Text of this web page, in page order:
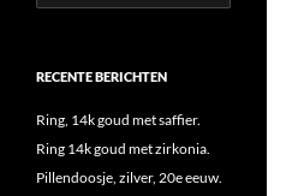
naar:
RECENTE BERICHTEN
Ring, 14k goud met saffier.
Ring 14k goud met zirkonia.
Pillendoosje, zilver, 20e eeuw.